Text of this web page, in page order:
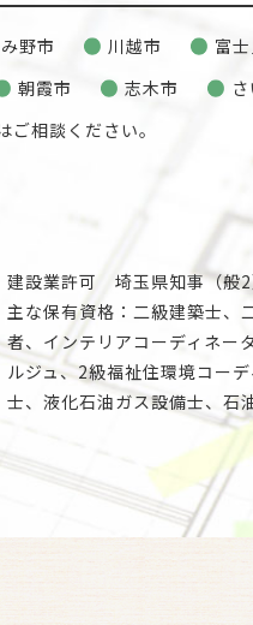
野市 川越市 富
朝霞市 志木市
ご相談ください。
建設業許可 埼玉県知事（般
主な保有資格：二級建築士、
者、インテリアコーディネー
ルジュ、2級福祉住環境コー
士、液化石油ガス設備士、石